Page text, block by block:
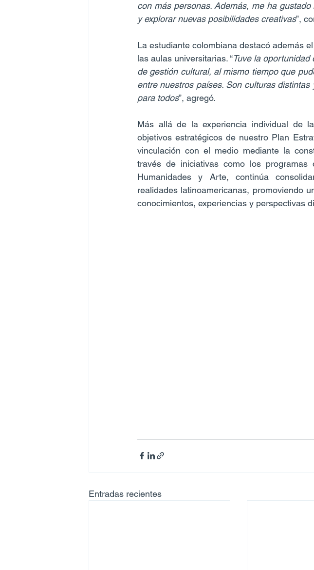
con más personas. Además, me ha
y explorar nuevas posibilidades creativas”,
La estudiante colombiana destacó además
las aulas universitarias. “Tuve la
de gestión cultural, al mismo tiempo que
entre nuestros países. Son culturas
para todos”, agregó.
Más allá de la experiencia individual de
objetivos estratégicos de nuestro Plan
vinculación con el medio mediante la
través de iniciativas como los programas
Humanidades y Arte, continúa
realidades latinoamericanas, promoviendo
conocimientos, experiencias y perspectivas
Entradas recientes